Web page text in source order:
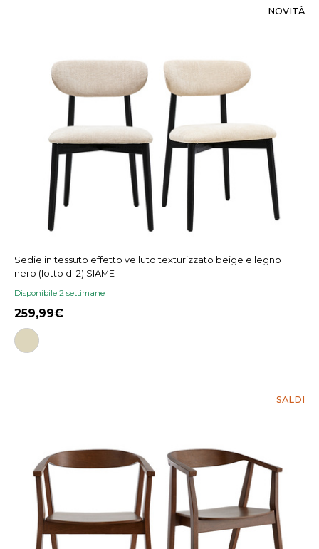
NOVITÀ
Sedie in tessuto effetto velluto texturizzato beige e legno
nero (lotto di 2) SIAME
Disponibile 2 settimane
259,99
SALDI